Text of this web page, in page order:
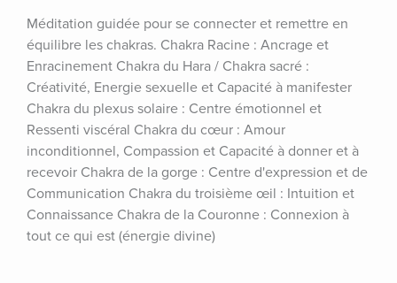
Méditation guidée pour se connecter et remettre en
équilibre les chakras. Chakra Racine : Ancrage et
Enracinement Chakra du Hara / Chakra sacré :
Créativité, Energie sexuelle et Capacité à manifester
Chakra du plexus solaire : Centre émotionnel et
Ressenti viscéral Chakra du cœur : Amour
inconditionnel, Compassion et Capacité à donner et à
recevoir Chakra de la gorge : Centre d'expression et de
Communication Chakra du troisième œil : Intuition et
Connaissance Chakra de la Couronne : Connexion à
tout ce qui est (énergie divine)